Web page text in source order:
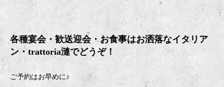
各種宴会・歓送迎会・お食事はお洒落なイタリア
ン・trattoria漣でどうぞ！
ご予約はお早めに♪